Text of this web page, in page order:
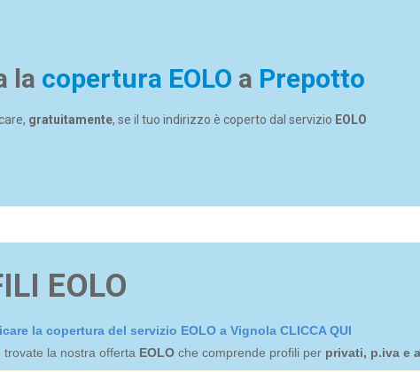
la copertura EOLO a Prepotto
gratuitamente, se il tuo indirizzo è coperto dal servizio EOLO
EOLO
la copertura del servizio EOLO a Vignola CLICCA QUI
trovate la nostra offerta EOLO che comprende profili per privati, p.iva e